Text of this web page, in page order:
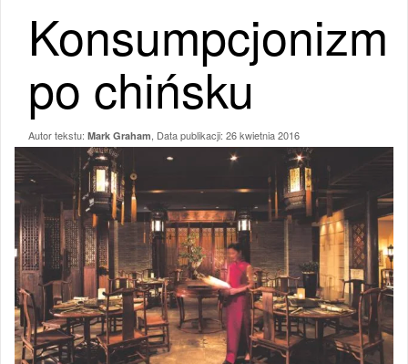
Konsumpcjonizm
po chińsku
Autor tekstu: Mark Graham , Data publikacji: 26 kwietnia 2016